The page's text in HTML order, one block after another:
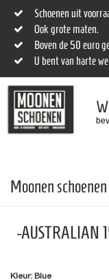
Schoenen uit
Ook grote maten.
Boven de 50 euro
U bent van harte
Moonen schoenen
-AUSTRALIAN
Kleur: Blue